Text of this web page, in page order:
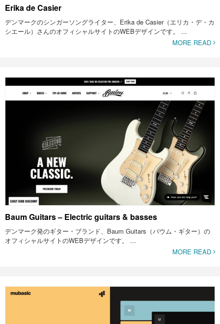
Erika de Casier
デンマークのシンガーソングライター、Erika de Casier（エリカ・デ・カ
シエール）さんのオフィシャルサイトのWEBデザインです。 ...
MORE READ
Baum Guitars – Electric guitars & basses
デンマーク発のギター・ブランド、Baum Guitars（バウム・ギター）の
オフィシャルサイトのWEBデザインです。 ...
MORE READ